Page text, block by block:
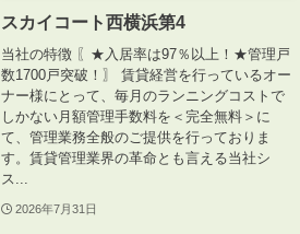
スカイコート西横浜第4
当社の特徴 〖★入居率は97％以上！★管理戸
数1700戸突破！〗 賃貸経営を行っているオー
ナー様にとって、毎月のランニングコストで
しかない月額管理手数料を＜完全無料＞に
て、管理業務全般のご提供を行っておりま
す。賃貸管理業界の革命とも言える当社シ
ス...
2026年7月31日